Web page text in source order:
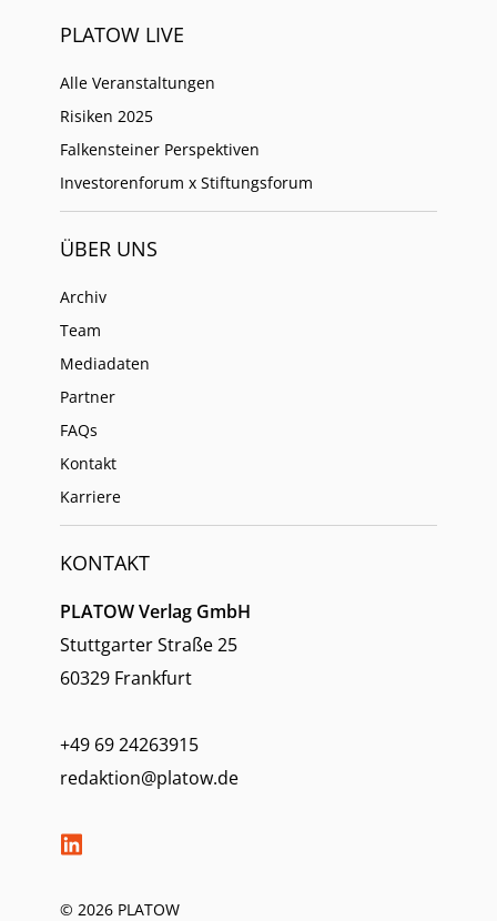
PLATOW LIVE
Alle Veranstaltungen
Risiken 2025
Falkensteiner Perspektiven
Investorenforum x Stiftungsforum
ÜBER UNS
Archiv
Team
Mediadaten
Partner
FAQs
Kontakt
Karriere
KONTAKT
PLATOW Verlag GmbH
Stuttgarter Straße 25
60329 Frankfurt
+49 69 24263915
redaktion@platow.de
© 2026 PLATOW